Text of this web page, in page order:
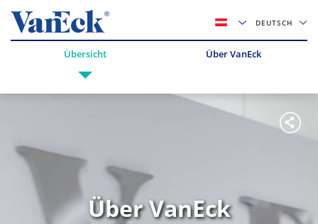
DEUTSCH
Übersicht Über VanEck
Über VanEck